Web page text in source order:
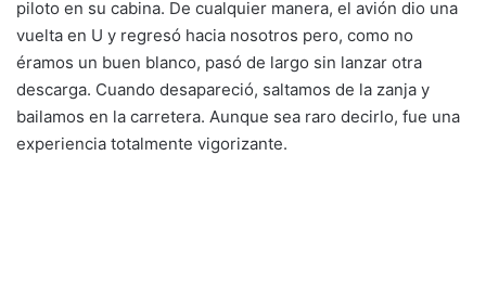
piloto en su cabina. De cualquier manera, el avión dio una
vuelta en U y regresó hacia nosotros pero, como no
éramos un buen blanco, pasó de largo sin lanzar otra
descarga. Cuando desapareció, saltamos de la zanja y
bailamos en la carretera. Aunque sea raro decirlo, fue una
experiencia totalmente vigorizante.